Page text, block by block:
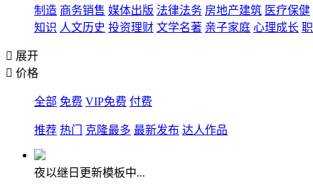
制造 商务销售 媒体出版 法律法务 房地产建筑 医疗保健
知识 人文历史 投资理财 文学名著 亲子家庭 心理成长
 展开
 价格
全部 免费 VIP免费 付费
推荐 热门 克隆最多 最新发布 达人作品
夜以继日更新模板中...